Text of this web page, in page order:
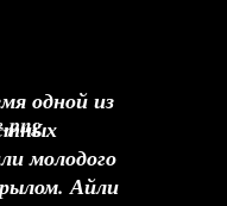
одной из
молодого
Айли